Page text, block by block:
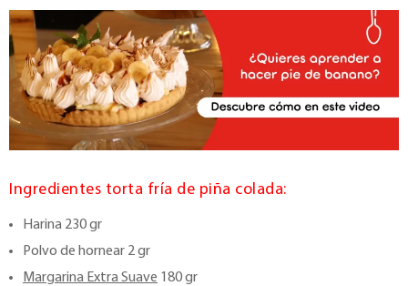
Ingredientes torta fría de piña colada:
Harina 230 gr
Polvo de hornear 2 gr
Margarina Extra Suave 180 gr